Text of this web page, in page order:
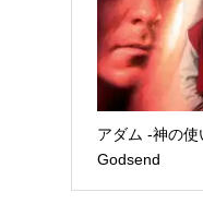
アダム -神の
Godsend